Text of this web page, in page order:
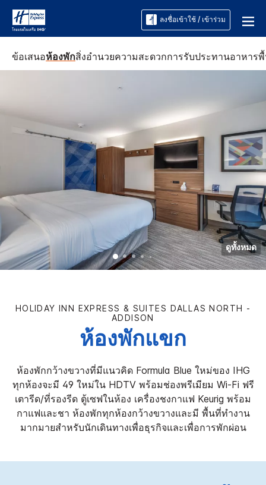
ลงชื่อเข้าใช้ / เข้าร่วม
ข้อเสนอห้องพักสิ่งอำนวยความสะดวกการรับประทานอาหาร
ดูทั้งหมด
HOLIDAY INN EXPRESS & SUITES DALLAS NORTH -
ADDISON
ห้องพักแขก
ห้องพักกว้างขวางที่มีแนวคิด Formula Blue ใหม่ของ IHG
ทุกห้องจะมี 49 ใหม่ใน HDTV พร้อมช่องพรีเมียม Wi-Fi ฟรี
เตารีด/ที่รองรีด ตู้เซฟในห้อง เครื่องชงกาแฟ Keurig พร้อม
กาแฟและชา ห้องพักทุกห้องกว้างขวางและมี พื้นที่ทำงาน
มากมายสำหรับนักเดินทางเพื่อธุรกิจและเพื่อการพักผ่อน